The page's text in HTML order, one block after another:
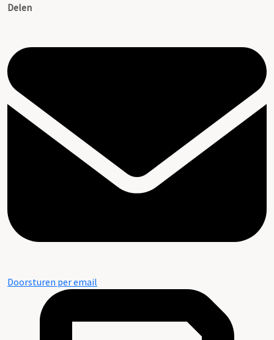
Delen
Doorsturen per email